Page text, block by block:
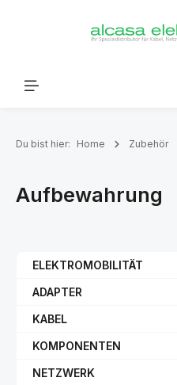
Du bist hier: Home Zubehör
Aufbewahrung
ELEKTROMOBILITÄT
ADAPTER
KABEL
KOMPONENTEN
NETZWERK